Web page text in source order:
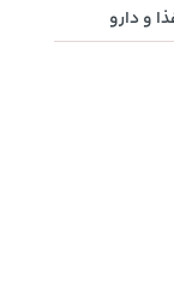
و دارو